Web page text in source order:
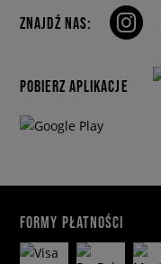
ZNAJDŹ NAS:
POBIERZ APLIKACJE
FORMY PŁATNOŚCI